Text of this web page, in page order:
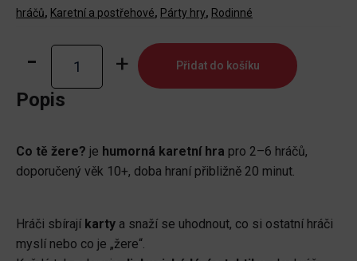
hráčů, Karetní a postřehové, Párty hry, Rodinné
Co
žere?
Přidat do košíku
Popis
Co tě žere? je humorná karetní hra pro 2–6 hráčů,
doporučený věk 10+, doba hraní přibližně 20 minut.
Hráči sbírají karty a snaží se uhodnout, co si ostatní hráči
myslí nebo co je „žere“.